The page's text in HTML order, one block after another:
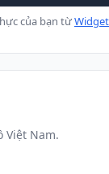
của bạn từ
Việt Nam.